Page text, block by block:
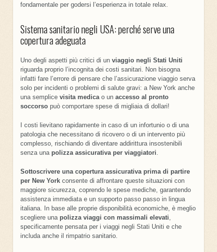
fondamentale per godersi l’esperienza in totale relax.
Sistema sanitario negli USA: perché serve una
copertura adeguata
Uno degli aspetti più critici di un viaggio negli Stati Uniti
riguarda proprio l’incognita dei costi sanitari. Non bisogna
infatti fare l’errore di pensare che l’assicurazione viaggio serva
solo per incidenti o problemi di salute gravi: a New York anche
una semplice visita medicao un accesso al pronto
soccorso può comportare spese di migliaia di dollari!
I costi lievitano rapidamente in caso di un infortunio o di una
patologia che necessitano di ricovero o di un intervento più
complesso, rischiando di diventare addirittura insostenibili
senza una polizza assicurativa per viaggiatori
Sottoscrivere una copertura assicurativa prima di partire
per New Yorkconsente di affrontare queste situazioni con
maggiore sicurezza, coprendo le spese mediche, garantendo
assistenza immediata e un supporto passo passo in lingua
italiana. In base alle proprie disponibilità economiche, è meglio
scegliere una polizza viaggi con massimali elevati
specificamente pensata per i viaggi negli Stati Uniti e che
includa anche il rimpatrio sanitario.